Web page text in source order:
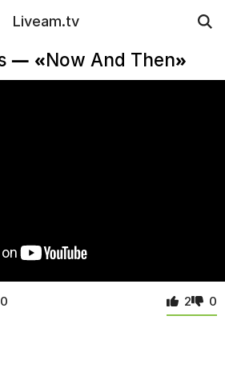
Liveam.tv
— «Now And Then»
0 2 0